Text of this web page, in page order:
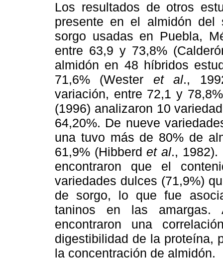
Los resultados de otros
presente en el almidón del
sorgo usadas en Puebla,
entre 63,9 y 73,8%
almidón en 48 híbridos
71,6% (Wester et al.,
variación, entre 72,1 y
(1996) analizaron 10
64,20%. De nueve
una tuvo más de 80% de
61,9% (Hibberdet al.,
encontraron que el
variedades dulces (71,9%)
de sorgo, lo que fue
taninos en las
encontraron una
digestibilidad de la proteína,
la concentración de almidón.